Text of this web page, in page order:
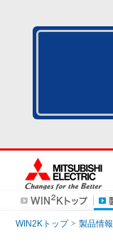
WIN2Kトップ 製品情報